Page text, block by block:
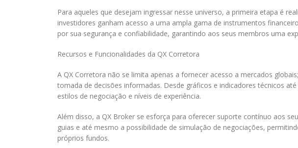
Para aqueles que desejam ingressar nesse universo, a primeira etapa é
investidores ganham acesso a uma ampla gama de instrumentos
por sua segurança e confiabilidade, garantindo aos seus membros uma
Recursos e Funcionalidades da QX Corretora
A QX Corretora não se limita apenas a fornecer acesso a mercados
tomada de decisões informadas. Desde gráficos e indicadores técnicos
estilos de negociação e níveis de experiência.
Além disso, a QX Broker se esforça para oferecer suporte contínuo aos
guias e até mesmo a possibilidade de simulação de negociações,
próprios fundos.